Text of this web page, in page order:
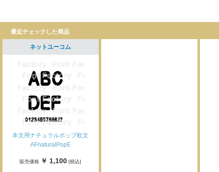
最近チェックした商品
ネットユーコム
本文用ナチュラルポップ欧文
AFnaturalPopE
販売価格 ￥ 1,100 [税込]